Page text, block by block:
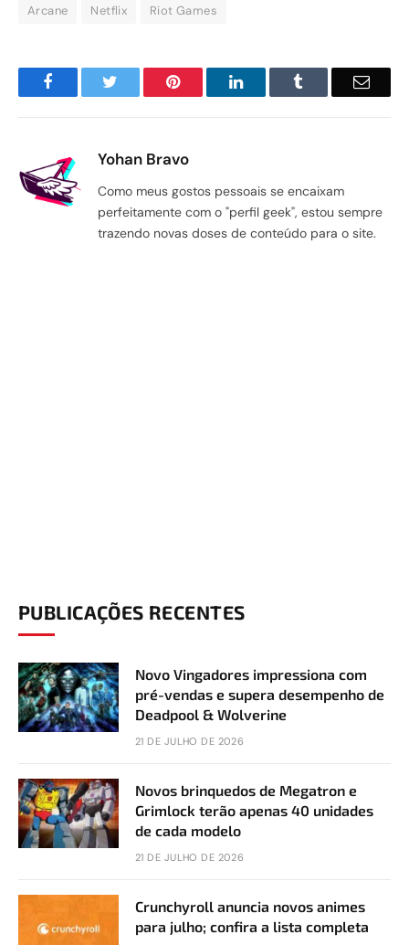
Arcane Netflix Riot Games
Facebook Pinterest LinkedIn Email
Yohan Bravo
Como meus gostos pessoais se encaixam
perfeitamente com o "perfil geek", estou sempre
trazendo novas doses de conteúdo para o site.
PUBLICAÇÕES RECENTES
Novo Vingadores impressiona com
pré-vendas e supera desempenho de
Deadpool & Wolverine
21 DE JULHO DE 2026
Novos brinquedos de Megatron e
Grimlock terão apenas 40 unidades
de cada modelo
21 DE JULHO DE 2026
Crunchyroll anuncia novos animes
para julho; confira a lista completa